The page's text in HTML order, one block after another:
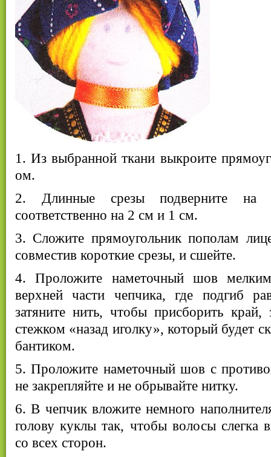
1. Из выбранной ткани выкроите
ом.
2. Длинные срезы подверните на
соответственно на 2 см и 1 см.
3. Сложите прямоугольник пополам
совместив короткие срезы, и сшейте.
4. Проложите наметочный шов
верхней части чепчика, где подгиб
затяните нить, чтобы присборить край,
стежком «назад иголку», который будет
бантиком.
5. Проложите наметочный шов с
не закрепляйте и не обрывайте нитку.
6. В чепчик вложите немного
голову куклы так, чтобы волосы слегка
со всех сторон.